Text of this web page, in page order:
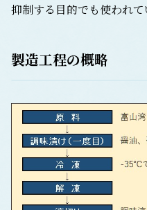
抑制する目的でも使われて
製造工程の概略